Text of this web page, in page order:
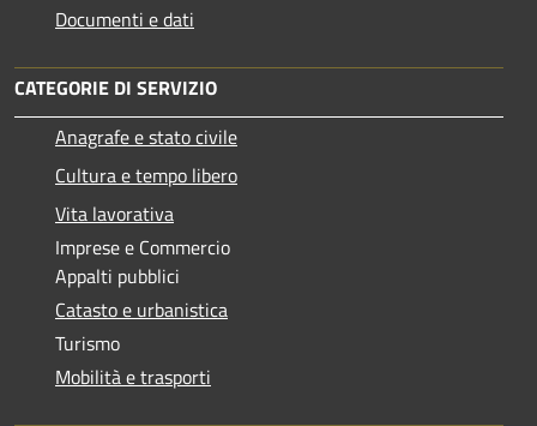
Documenti e dati
CATEGORIE DI SERVIZIO
Anagrafe e stato civile
Cultura e tempo libero
Vita lavorativa
Imprese e Commercio
Appalti pubblici
Catasto e urbanistica
Turismo
Mobilità e trasporti